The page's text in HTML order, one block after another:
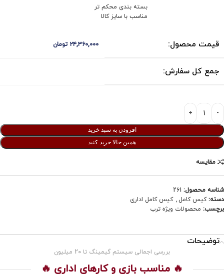
بسته بندی محکم تر
مناسب با سایز کالا
قیمت محصول: ۲۴,۳۶۰,۰۰۰ تومان
جمع کل سفارش:
افزودن به سبد خرید
همین حالا خرید کنید
مقایسه
شناسه محصول: 261
دسته: کیس کامل, کیس کامل اداری
برچسب: محصولات ویژه ترب
توضیحات
بررسی اجمالی سیستم گیمینگ تا 20 میلیون
🔥 مناسب بازی و کارهای اداری 🔥